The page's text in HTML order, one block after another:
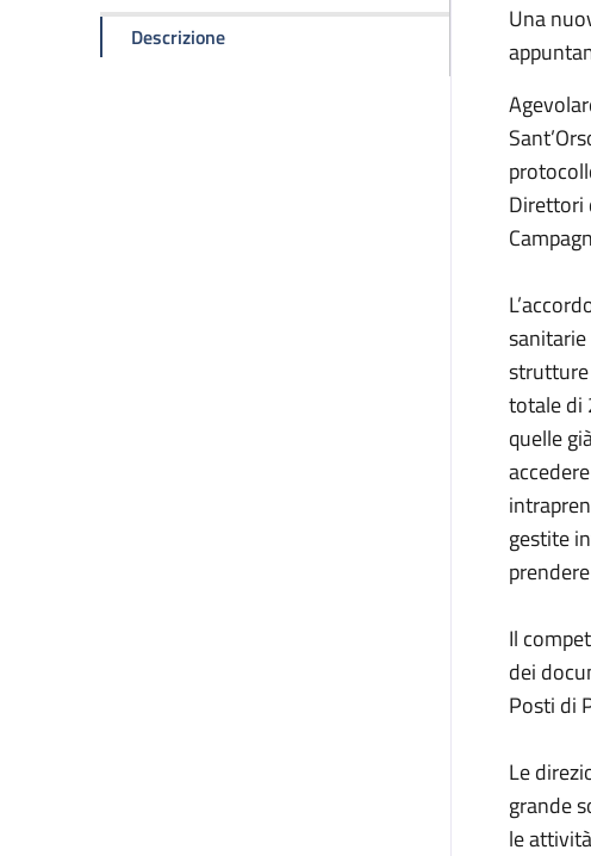
Descrizionedella pagina Passaporti: nuovo protocollo
Una
Direttori
strutture
totale di
quelle
gestite
Il
dei
Posti di
Le
grande
le